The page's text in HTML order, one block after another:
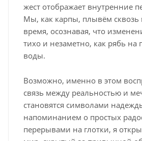
жест отображает внутренние
Мы, как карпы, плывём сквозь
время, осознавая, что
тихо и незаметно, как рябь на
воды.
Возможно, именно в этом
связь между реальностью и
становятся символами
напоминанием о простых
перерывами на глотки, я